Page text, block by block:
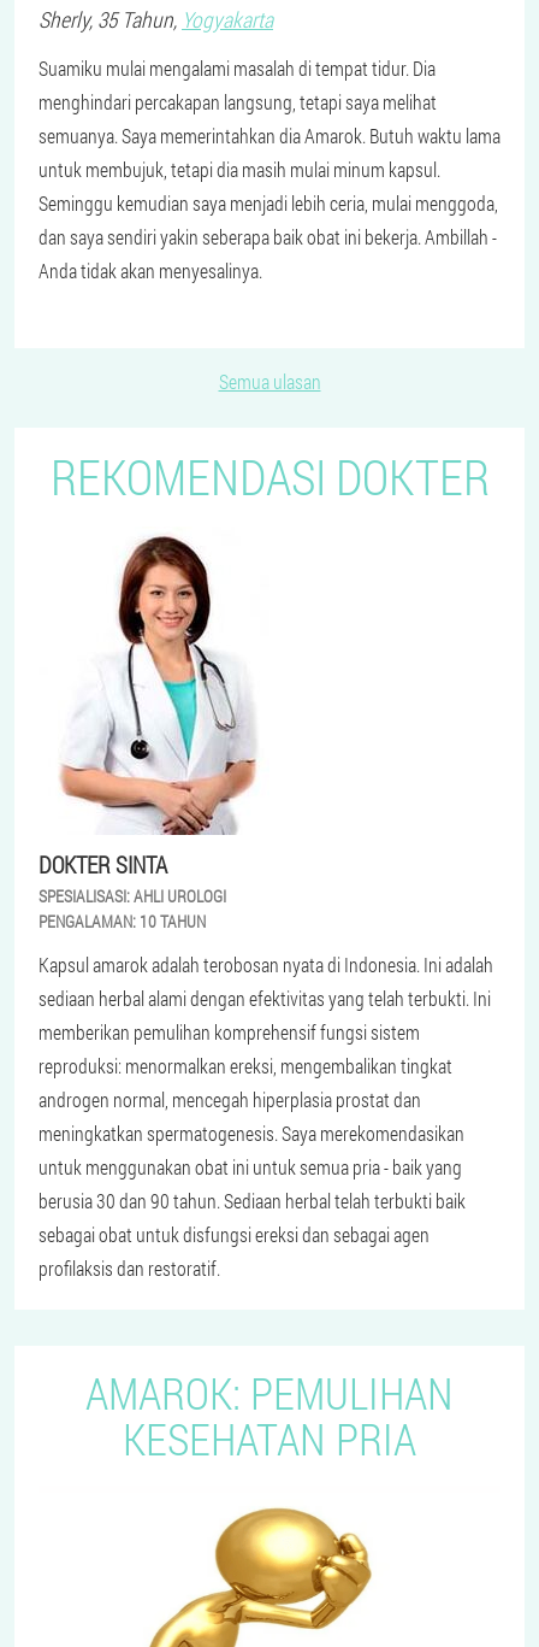
Sherly, 35 Tahun, Yogyakarta
Suamiku mulai mengalami masalah di tempat tidur. Dia
menghindari percakapan langsung, tetapi saya melihat
semuanya. Saya memerintahkan dia Amarok. Butuh waktu lama
untuk membujuk, tetapi dia masih mulai minum kapsul.
Seminggu kemudian saya menjadi lebih ceria, mulai menggoda,
dan saya sendiri yakin seberapa baik obat ini bekerja. Ambillah -
Anda tidak akan menyesalinya.
Semua ulasan
REKOMENDASI DOKTER
DOKTER SINTA
SPESIALISASI:AHLI UROLOGI
PENGALAMAN: 10 TAHUN
Kapsul amarok adalah terobosan nyata di Indonesia. Ini adalah
sediaan herbal alami dengan efektivitas yang telah terbukti. Ini
memberikan pemulihan komprehensif fungsi sistem
reproduksi: menormalkan ereksi, mengembalikan tingkat
androgen normal, mencegah hiperplasia prostat dan
meningkatkan spermatogenesis. Saya merekomendasikan
untuk menggunakan obat ini untuk semua pria - baik yang
berusia 30 dan 90 tahun. Sediaan herbal telah terbukti baik
sebagai obat untuk disfungsi ereksi dan sebagai agen
profilaksis dan restoratif.
AMAROK: PEMULIHAN
KESEHATAN PRIA